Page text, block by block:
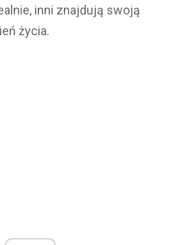
inni znajdują swoją
życia.